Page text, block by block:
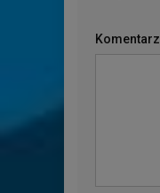
Komentarz